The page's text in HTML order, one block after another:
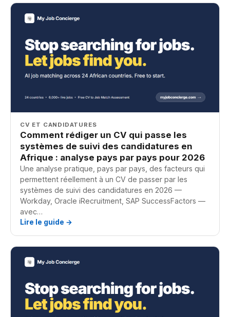
CV ET CANDIDATURES
Comment rédiger un CV qui passe les
systèmes de suivi des candidatures en
Afrique : analyse pays par pays pour 2026
Une analyse pratique, pays par pays, des facteurs qui
permettent réellement à un CV de passer par les
systèmes de suivi des candidatures en 2026 —
Workday, Oracle iRecruitment, SAP SuccessFactors —
avec…
Lire le guide →